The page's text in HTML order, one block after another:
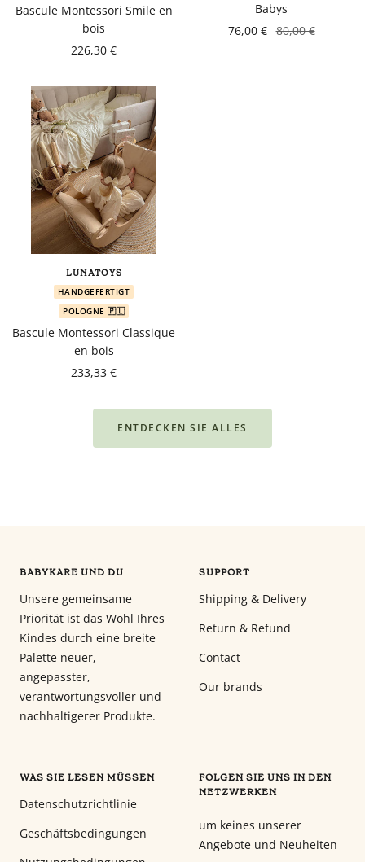
Bascule Montessori Smile en
bois
226,30 €
Babys
76,00 € 80,00 €
LUNATOYS
HANDGEFERTIGT
POLOGNE 🇵🇱
Bascule Montessori Classique
en bois
233,33 €
ENTDECKEN SIE ALLES
BABYKARE UND DU
Unsere gemeinsame
Priorität ist das Wohl Ihres
Kindes durch eine breite
Palette neuer,
angepasster,
verantwortungsvoller und
nachhaltigerer Produkte.
SUPPORT
Shipping & Delivery
Return & Refund
Contact
Our brands
WAS SIE LESEN MÜSSEN
Datenschutzrichtlinie
Geschäftsbedingungen
FOLGEN SIE UNS IN DEN
NETZWERKEN
um keines unserer
Angebote und Neuheiten